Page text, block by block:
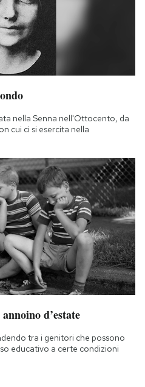
nella Senna nell'Ottocento, da
cui ci si esercita nella
d’estate
tra i genitori che possono
educativo a certe condizioni